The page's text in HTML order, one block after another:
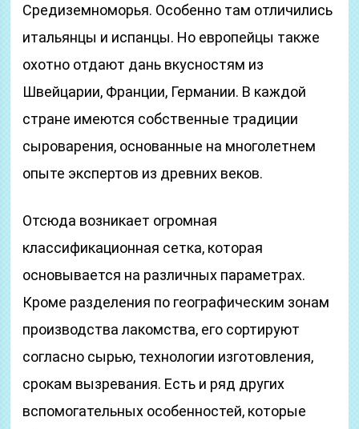
Средиземноморья. Особенно там отличились
итальянцы и испанцы. Но европейцы также
охотно отдают дань вкусностям из
Швейцарии, Франции, Германии. В каждой
стране имеются собственные традиции
сыроварения, основанные на многолетнем
опыте экспертов из древних веков.
Отсюда возникает огромная
классификационная сетка, которая
основывается на различных параметрах.
Кроме разделения по географическим зонам
производства лакомства, его сортируют
согласно сырью, технологии изготовления,
срокам вызревания. Есть и ряд других
вспомогательных особенностей, которые